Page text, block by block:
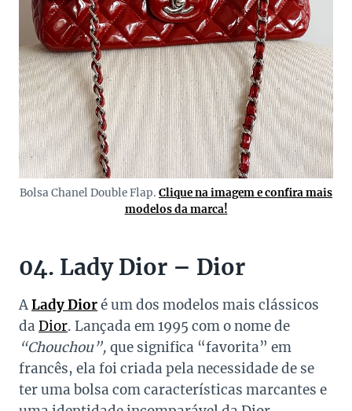
Bolsa Chanel Double Flap. Clique na imagem e confira mais
modelos da marca!
04. Lady Dior – Dior
ALady Dioré um dos modelos mais clássicos
da Dior. Lançada em 1995 com o nome de
“Chouchou”, que significa “favorita” em
francês, ela foi criada pela necessidade de se
ter uma bolsa com características marcantes e